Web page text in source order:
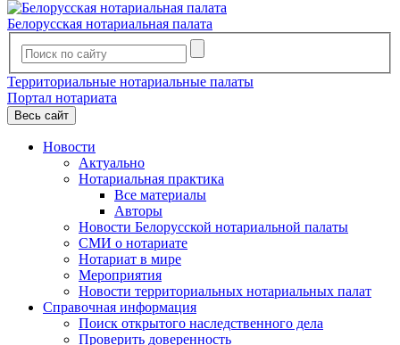
Белорусская нотариальная палата
Территориальные нотариальные палаты
Портал нотариата
Весь сайт
Новости
Актуально
Нотариальная практика
Все материалы
Авторы
Новости Белорусской нотариальной палаты
СМИ о нотариате
Нотариат в мире
Мероприятия
Новости территориальных нотариальных палат
Справочная информация
Поиск открытого наследственного дела
Проверить доверенность